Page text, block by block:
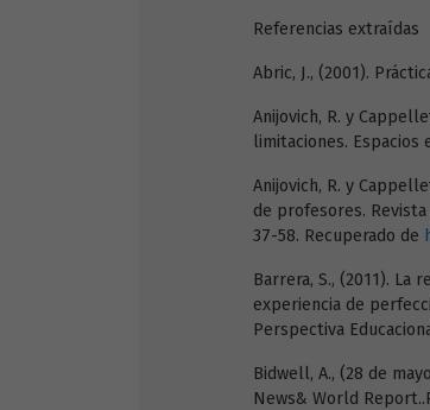
Referencias extraídas
Abric, J., (2001).
Anijovich, R. y
limitaciones. Espacios
Anijovich, R. y
de profesores. Revista
37-58. Recuperado de
Barrera, S., (2011). La
experiencia de
Perspectiva
Bidwell, A., (28 de
News& World